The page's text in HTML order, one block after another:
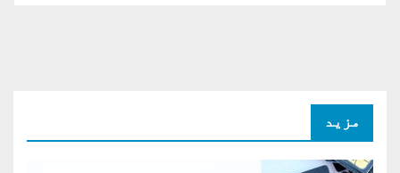
مزید